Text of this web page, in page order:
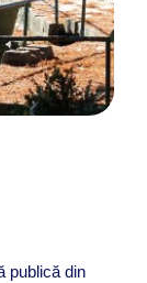
publică din